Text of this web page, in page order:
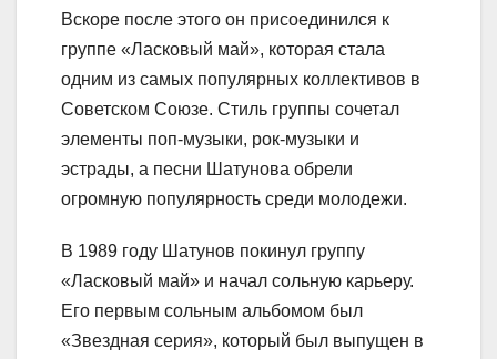
Вскоре после этого он присоединился к
группе «Ласковый май», которая стала
одним из самых популярных коллективов в
Советском Союзе. Стиль группы сочетал
элементы поп-музыки, рок-музыки и
эстрады, а песни Шатунова обрели
огромную популярность среди молодежи.
В 1989 году Шатунов покинул группу
«Ласковый май» и начал сольную карьеру.
Его первым сольным альбомом был
«Звездная серия», который был выпущен в